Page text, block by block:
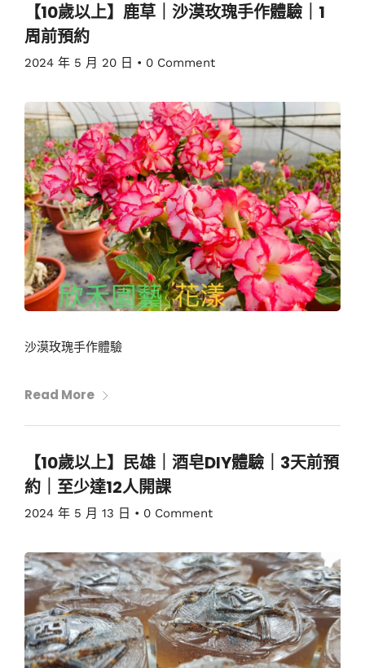
【10歲以上】鹿草｜沙漠玫瑰手作體驗｜1
周前預約
2024 年 5 月 20 日 • 0 Comment
沙漠玫瑰手作體驗
Read More
【10歲以上】民雄｜酒皂DIY體驗｜3天前預
約｜至少達12人開課
2024 年 5 月 13 日 • 0 Comment